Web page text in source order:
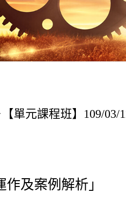
單元課程班】109/
作及案例解析」